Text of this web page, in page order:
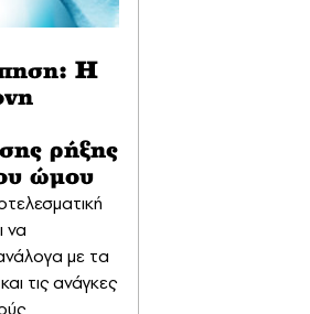
Η
ρήξης
ώμου
να
με τα
τις ανάγκες